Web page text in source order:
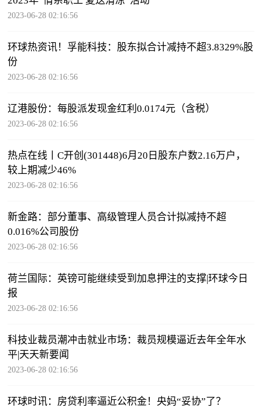
2023-06-28 02:16:56
环球热资讯！孚能科技：股东拟合计减持不超3.8329%股
份
2023-06-28 02:16:56
辽港股份：每股派发现金红利0.0174元（含税）
2023-06-28 02:16:56
热点在线丨C开创(301448)6月20日股东户数2.16万户，
较上期减少46%
2023-06-28 02:16:56
新金路：部分董事、高级管理人员合计拟减持不超
0.016%公司股份
2023-06-28 02:16:56
荷兰国际：英镑可能继续受到加息押注的支撑|环球今日
报
2023-06-28 02:16:56
科技业裁员潮冲击就业市场：裁员规模逼近去年全年水
平|天天新要闻
2023-06-28 02:16:56
环球时讯：房贷利率逼近公积金！央妈“妥协”了？